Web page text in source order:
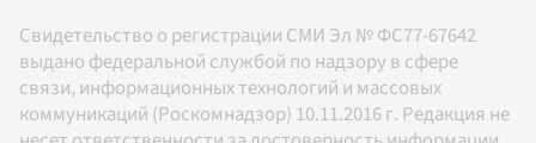
Свидетельство о регистрации СМИ Эл № ФС77-67642
выдано федеральной службой по надзору в сфере
связи, информационных технологий и массовых
коммуникаций (Роскомнадзор) 10.11.2016 г. Редакция не